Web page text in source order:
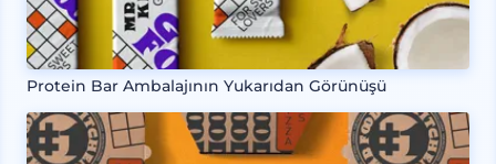
Protein Bar Ambalajının Yukarıdan Görünüşü